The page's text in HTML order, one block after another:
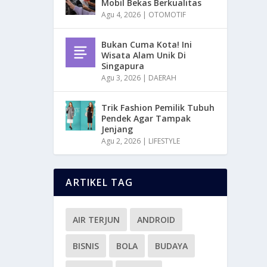
Mobil Bekas Berkualitas
Agu 4, 2026 | OTOMOTIF
Bukan Cuma Kota! Ini
Wisata Alam Unik Di
Singapura
Agu 3, 2026 | DAERAH
Trik Fashion Pemilik Tubuh
Pendek Agar Tampak
Jenjang
Agu 2, 2026 | LIFESTYLE
ARTIKEL TAG
AIR TERJUN ANDROID
BISNIS BOLA BUDAYA